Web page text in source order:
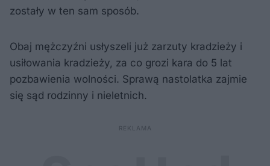
zostały w ten sam sposób.
Obaj mężczyźni usłyszeli już zarzuty kradzieży i
usiłowania kradzieży, za co grozi kara do 5 lat
pozbawienia wolności. Sprawą nastolatka zajmie
się sąd rodzinny i nieletnich.